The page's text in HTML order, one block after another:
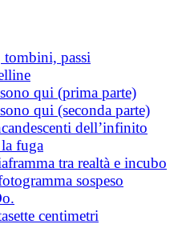
passi
qui (prima parte)
qui (seconda parte)
dell’infinito
fuga
tra realtà e incubo
sospeso
centimetri